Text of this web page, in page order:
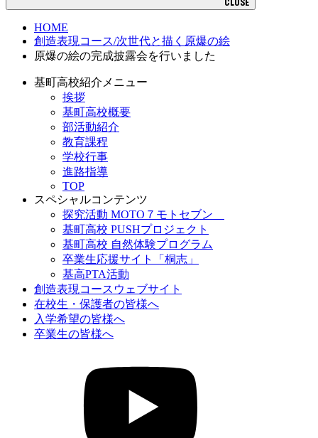
HOME
創造表現コース/次世代と描く原爆の絵
原爆の絵の完成披露会を行いました
基町高校紹介メニュー
挨拶
基町高校概要
部活動紹介
教育課程
学校行事
進路指導
TOP
スペシャルコンテンツ
探究活動 MOTO７モトセブン
基町高校 PUSHプロジェクト
基町高校 自然体験プログラム
卒業生応援サイト「桐志」
基高PTA活動
創造表現コースウェブサイト
在校生・保護者の皆様へ
入学希望の皆様へ
卒業生の皆様へ